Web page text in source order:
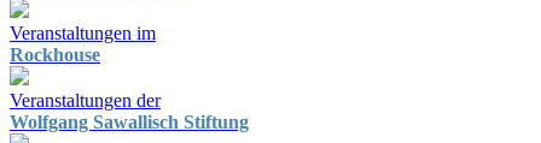
Veranstaltungen im
Rockhouse
Veranstaltungen der
Wolfgang Sawallisch Stiftung